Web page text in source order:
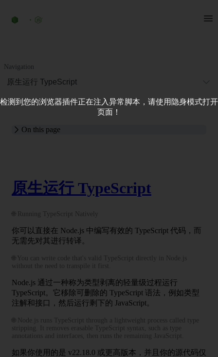
Navigation
原生运行 TypeScript
On this page
原生运行 TypeScript
🌐 Running TypeScript Natively
你可以直接在 Node.js 中编写有效的 TypeScript 代码，而
无需先对其进行转译。
🌐 You can write code that's valid TypeScript directly in Node.js
without the need to transpile it first.
Node.js 通过一种称为类型剥离的轻量级过程运行
TypeScript。它移除可删除的 TypeScript 语法，例如类型
注解和接口，然后运行剩下的 JavaScript。
🌐 Node.js runs TypeScript through a lightweight process called type
stripping. It removes erasable TypeScript syntax, such as type
annotations and interfaces, then runs the remaining JavaScript.
如果你使用的是 v22.18.0 或更高版本，并且你的源代码仅
检测到您的浏览器插件正在注入异常脚本，请使用隐身模式打开
页面！